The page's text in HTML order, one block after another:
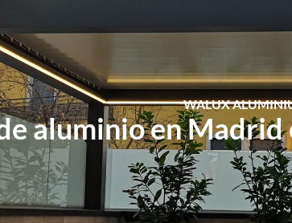
WALUX
aluminio en